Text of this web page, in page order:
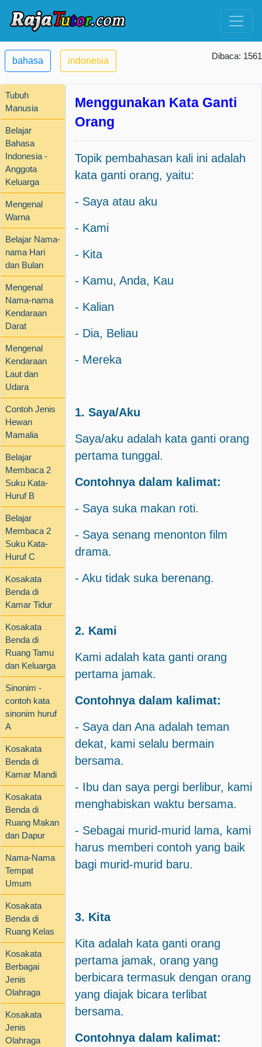
bahasa indonesia Dibaca: 1561
Tubuh
Manusia
Belajar
Bahasa
Indonesia -
Anggota
Keluarga
Mengenal
Warna
Belajar Nama-
nama Hari
dan Bulan
Mengenal
Nama-nama
Kendaraan
Darat
Mengenal
Kendaraan
Laut dan
Udara
Contoh Jenis
Hewan
Mamalia
Belajar
Membaca 2
Suku Kata-
Huruf B
Belajar
Membaca 2
Suku Kata-
Huruf C
Kosakata
Benda di
Kamar Tidur
Kosakata
Benda di
Ruang Tamu
dan Keluarga
Sinonim -
contoh kata
sinonim huruf
A
Kosakata
Benda di
Kamar Mandi
Kosakata
Benda di
Ruang Makan
dan Dapur
Nama-Nama
Tempat
Umum
Kosakata
Benda di
Ruang Kelas
Kosakata
Berbagai
Jenis
Olahraga
Kosakata
Jenis
Olahraga
Menggunakan Kata Ganti
Orang
Topik pembahasan kali ini adalah
kata ganti orang, yaitu:
- Saya atau aku
- Kami
- Kita
- Kamu, Anda, Kau
- Kalian
- Dia, Beliau
- Mereka
1. Saya/Aku
Saya/aku adalah kata ganti orang
pertama tunggal.
Contohnya dalam kalimat:
- Saya suka makan roti.
- Saya senang menonton film
drama.
- Aku tidak suka berenang.
2. Kami
Kami adalah kata ganti orang
pertama jamak.
Contohnya dalam kalimat:
- Saya dan Ana adalah teman
dekat, kami selalu bermain
bersama.
- Ibu dan saya pergi berlibur, kami
menghabiskan waktu bersama.
- Sebagai murid-murid lama, kami
harus memberi contoh yang baik
bagi murid-murid baru.
3. Kita
Kita adalah kata ganti orang
pertama jamak, orang yang
berbicara termasuk dengan orang
yang diajak bicara terlibat
bersama.
Contohnya dalam kalimat: